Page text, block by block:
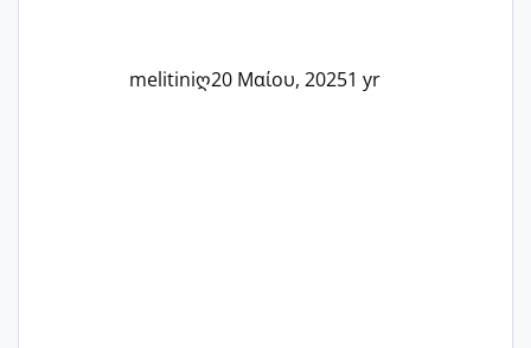
melitiniღ20 Μαίου, 20251 yr